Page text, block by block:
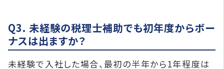
Q3. 未経験の税理士補助でも初年度からボー
ナスは出ますか？
未経験で入社した場合、最初の半年から1年程度は